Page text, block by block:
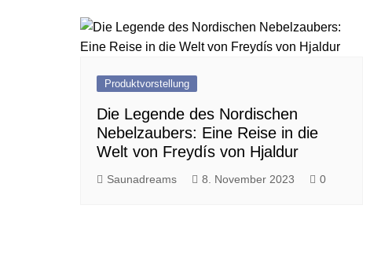
Produktvorstellung
Die Legende des Nordischen
Nebelzaubers: Eine Reise in die
Welt von Freydís von Hjaldur
Saunadreams 8. November 2023 0